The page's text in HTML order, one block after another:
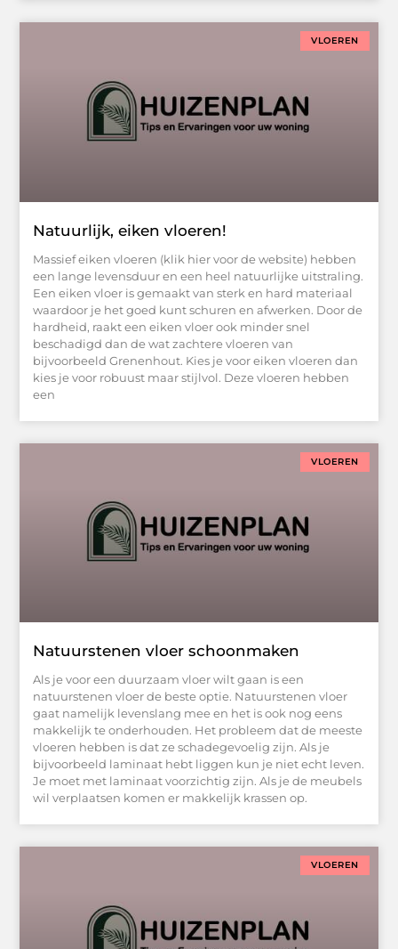
VLOEREN
Natuurlijk, eiken vloeren!
Massief eiken vloeren (klik hier voor de website) hebben
een lange levensduur en een heel natuurlijke uitstraling.
Een eiken vloer is gemaakt van sterk en hard materiaal
waardoor je het goed kunt schuren en afwerken. Door de
hardheid, raakt een eiken vloer ook minder snel
beschadigd dan de wat zachtere vloeren van
bijvoorbeeld Grenenhout. Kies je voor eiken vloeren dan
kies je voor robuust maar stijlvol. Deze vloeren hebben
een
VLOEREN
Natuurstenen vloer schoonmaken
Als je voor een duurzaam vloer wilt gaan is een
natuurstenen vloer de beste optie. Natuurstenen vloer
gaat namelijk levenslang mee en het is ook nog eens
makkelijk te onderhouden. Het probleem dat de meeste
vloeren hebben is dat ze schadegevoelig zijn. Als je
bijvoorbeeld laminaat hebt liggen kun je niet echt leven.
Je moet met laminaat voorzichtig zijn. Als je de meubels
wil verplaatsen komen er makkelijk krassen op.
VLOEREN